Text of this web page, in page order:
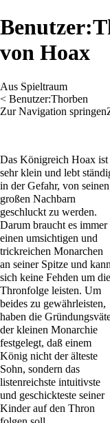
von Hoax
Aus Spieltraum
< Benutzer:Thorben
Zur Navigation springen
Das Königreich Hoax ist
sehr klein und lebt
in der Gefahr, von seinen
großen Nachbarn
geschluckt zu werden.
Darum braucht es immer
einen umsichtigen und
trickreichen Monarchen
an seiner Spitze und kann
sich keine Fehden um die
Thronfolge leisten. Um
beides zu gewährleisten,
haben die
der kleinen Monarchie
festgelegt, daß einem
König nicht der älteste
Sohn, sondern das
listenreichste intuitivste
und geschickteste seiner
Kinder auf den Thron